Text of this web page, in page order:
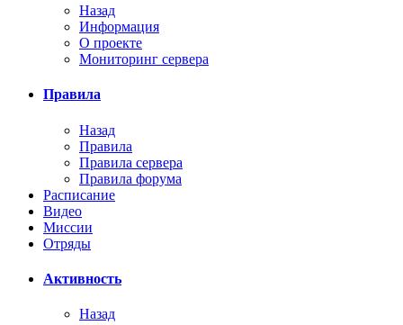
Назад
Информация
О проекте
Мониторинг сервера
Правила
Назад
Правила
Правила сервера
Правила форума
Расписание
Видео
Миссии
Отряды
Активность
Назад